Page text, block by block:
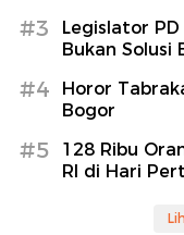
#3
Legislator
Bukan Solusi
#4
Horor
Bogor
#5
128 Ribu
RI di Hari